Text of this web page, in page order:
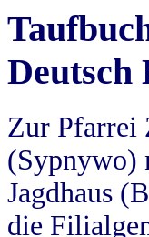
Deutsch
Zur Pfarrei
(Sypnywo)
Jagdhaus
die